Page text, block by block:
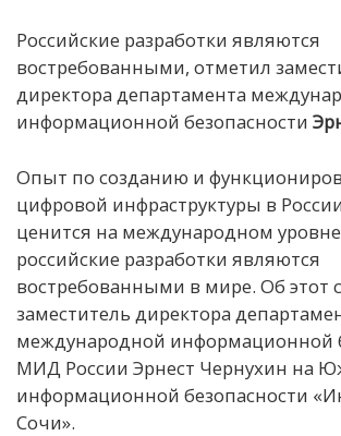
Российские разработки являются
востребованными, отметил
директора департамента
информационной безопасности
Опыт по созданию и
цифровой инфраструктуры в
ценится на международном
российские разработки являются
востребованными в мире. Об этот
заместитель директора
международной информационной
МИД России Эрнест Чернухин на
информационной безопасности
Сочи».